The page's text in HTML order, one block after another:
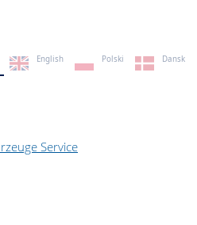
English Polski Dansk